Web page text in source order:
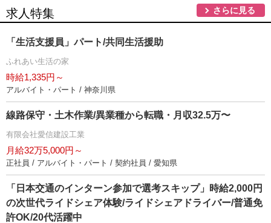
求人特集 さらに見る
「生活支援員」パート/共同生活援助
ふれあい生活の家
時給1,335円～
アルバイト・パート / 神奈川県
線路保守・土木作業/異業種から転職・月収32.5万〜
有限会社愛信建設工業
月給32万5,000円～
正社員 / アルバイト・パート / 契約社員 / 愛知県
「日本交通のインターン参加で選考スキップ」時給2,000円
の次世代ライドシェア体験/ライドシェアドライバー/普通免
許OK/20代活躍中